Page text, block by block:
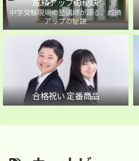
中学受験現場の塾講師が語る、成績
アップの秘訣
合格祝い 定番商品